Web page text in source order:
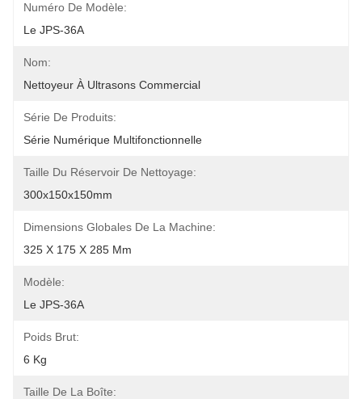
Numéro De Modèle:
Le JPS-36A
Nom:
Nettoyeur À Ultrasons Commercial
Série De Produits:
Série Numérique Multifonctionnelle
Taille Du Réservoir De Nettoyage:
300x150x150mm
Dimensions Globales De La Machine:
325 X 175 X 285 Mm
Modèle:
Le JPS-36A
Poids Brut:
6 Kg
Taille De La Boîte: